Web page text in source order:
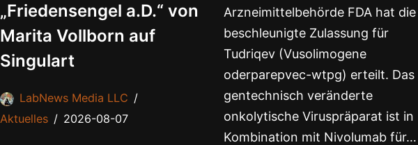
„Friedensengel a.D.“ von
Marita Vollborn auf
Singulart
LabNews Media LLC
Aktuelles
2026-08-07
Arzneimittelbehörde FDA hat die
beschleunigte Zulassung für
Tudriqev (Vusolimogene
oderparepvec-wtpg) erteilt. Das
gentechnisch veränderte
onkolytische Viruspräparat ist in
Kombination mit Nivolumab für…